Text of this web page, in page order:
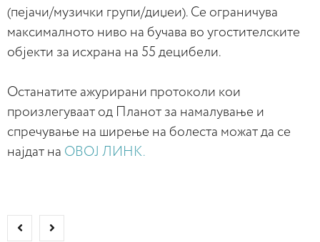
(пејачи/музички групи/диџеи). Се ограничува
максималното ниво на бучава во угостителските
објекти за исхрана на 55 децибели.
Останатите ажурирани протоколи кои
произлегуваат од Планот за намалување и
спречување на ширење на болеста можат да се
најдат на ОВОЈ ЛИНК.